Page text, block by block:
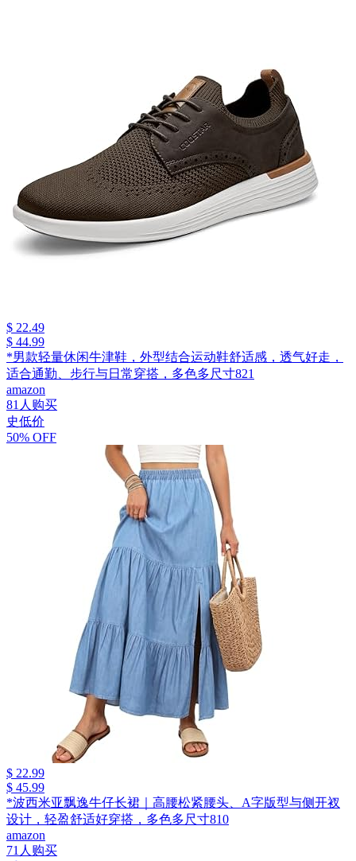
$ 22.49
$ 44.99
*男款轻量休闲牛津鞋，外型结合运动鞋舒适感，透气好走，
适合通勤、步行与日常穿搭，多色多尺寸821
amazon
81人购买
史低价
50% OFF
$ 22.99
$ 45.99
*波西米亚飘逸牛仔长裙｜高腰松紧腰头、A字版型与侧开衩
设计，轻盈舒适好穿搭，多色多尺寸810
amazon
71人购买